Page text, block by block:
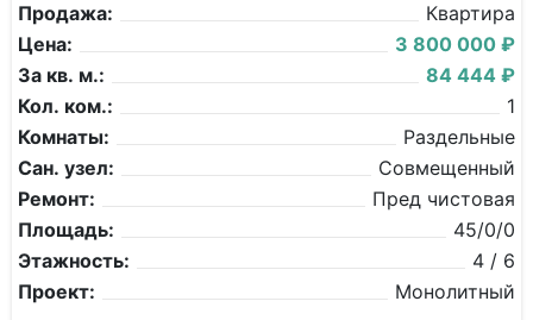
Продажа:
Квартира
Цена:
3 800 000 ₽
За кв. м.:
84 444 ₽
Кол. ком.:
1
Комнаты:
Раздельные
Сан. узел:
Совмещенный
Ремонт:
Пред чистовая
Площадь:
45/0/0
Этажность:
4 / 6
Проект:
Монолитный